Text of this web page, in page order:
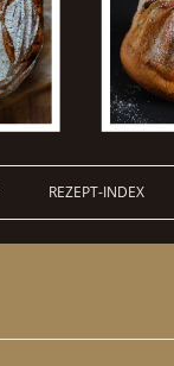
REZEPT-INDEX